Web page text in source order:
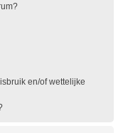
en/of wettelijke